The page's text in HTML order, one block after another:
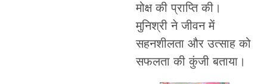
मोक्ष की प्राप्ति की।
मुनिश्री ने जीवन में
सहनशीलता और उत्साह को
सफलता की कुंजी बताया।